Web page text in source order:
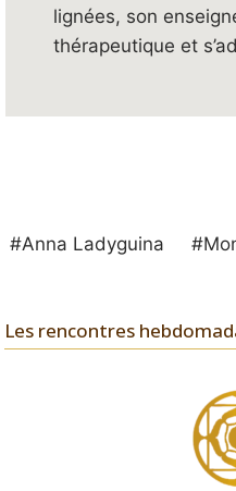
lignées, son
thérapeutique et
#Anna Ladyguina
Les rencontres